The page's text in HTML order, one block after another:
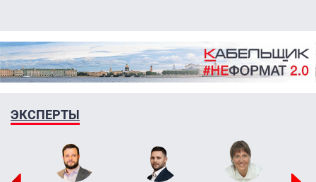
ЭКСПЕРТЫ